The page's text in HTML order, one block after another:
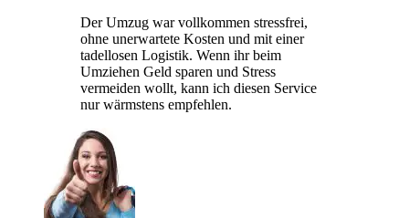
Der Umzug war vollkommen stressfrei,
ohne unerwartete Kosten und mit einer
tadellosen Logistik. Wenn ihr beim
Umziehen Geld sparen und Stress
vermeiden wollt, kann ich diesen Service
nur wärmstens empfehlen.